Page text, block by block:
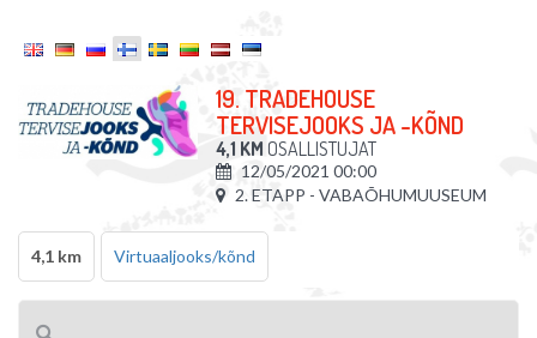
19. TRADEHOUSE
TERVISEJOOKS JA -KÕND
4,1 KM OSALLISTUJAT
12/05/2021 00:00
2. ETAPP - VABAÕHUMUUSEUM
4,1 km Virtuaaljooks/kõnd